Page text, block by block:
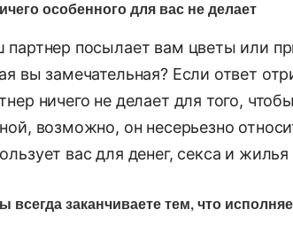
особенного для вас не делает
партнер посылает вам цветы или
вы замечательная? Если ответ
ничего не делает для того,
возможно, он несерьезно
вас для денег, секса и
всегда заканчиваете тем, что